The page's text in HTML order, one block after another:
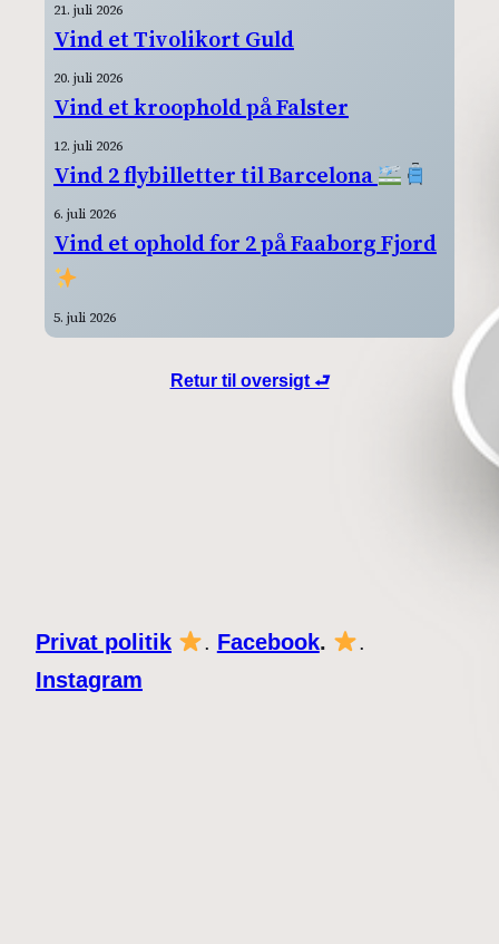
21. juli 2026
Vind et Tivolikort Guld
20. juli 2026
Vind et kroophold på Falster
12. juli 2026
Vind 2 flybilletter til Barcelona
6. juli 2026
Vind et ophold for 2 på Faaborg Fjord
5. juli 2026
Retur til oversigt ⮐
Privat politik . Facebook.
.
Instagram